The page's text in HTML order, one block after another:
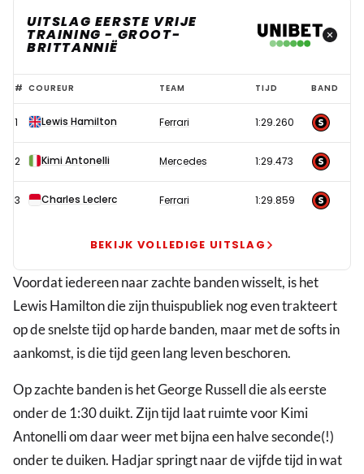
UITSLAG EERSTE VRIJE
TRAINING - GROOT-
BRITTANNIË
Vroege
hoop
Verstappen
en
Bull
in
gedrukt
op
Silverstone
# COUREUR TEAM TIJD BAND
1 Lewis Hamilton Ferrari 1:29.260
2 Kimi Antonelli Mercedes 1:29.473
3 Charles Leclerc Ferrari 1:29.859
BEKIJK VOLLEDIGE UITSLAG
Voordat iedereen naar zachte banden wisselt, is het
Lewis Hamilton die zijn thuispubliek nog even trakteert
op de snelste tijd op harde banden, maar met de softs in
aankomst, is die tijd geen lang leven beschoren.
Op zachte banden is het George Russell die als eerste
onder de 1:30 duikt. Zijn tijd laat ruimte voor Kimi
Antonelli om daar weer met bijna een halve seconde(!)
onder te duiken. Hadjar springt naar de vijfde tijd in wat